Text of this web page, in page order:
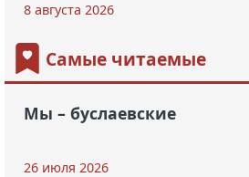
8 августа 2026
Самые читаемые
Мы – буслаевские
26 июля 2026